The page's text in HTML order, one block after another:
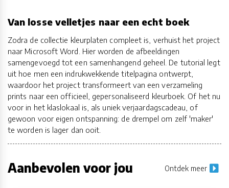
Van losse velletjes naar een echt boek
Zodra de collectie kleurplaten compleet is, verhuist het project
naar Microsoft Word. Hier worden de afbeeldingen
samengevoegd tot een samenhangend geheel. De tutorial legt
uit hoe men een indrukwekkende titelpagina ontwerpt,
waardoor het project transformeert van een verzameling
prints naar een officieel, gepersonaliseerd kleurboek. Of het nu
voor in het klaslokaal is, als uniek verjaardagscadeau, of
gewoon voor eigen ontspanning: de drempel om zelf 'maker'
te worden is lager dan ooit.
Aanbevolen voor jou Ontdek meer